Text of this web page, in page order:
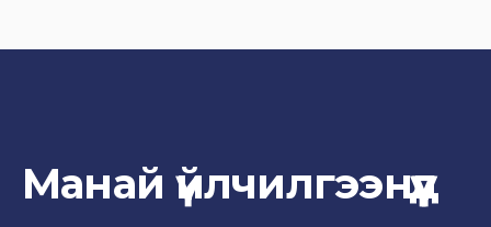
Манай үйлчилгээнүүд